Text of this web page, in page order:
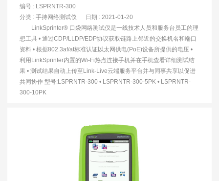
编号 : LSPRNTR-300
分类 : 手持网络测试仪 日期 : 2021-01-20
LinkSprinter® 口袋网络测试仪是一线技术人员和服务台员工的理
想工具 • 通过CDP/LLDP/EDP协议获取链路上邻近的交换机名和端口
资料 • 根据802.3af/at标准认证以太网供电(PoE)设备所提供的电压 •
利用LinkSprinter内置的Wi-Fi热点连接手机并在手机查看详细测试结
果 • 测试结果自动上传至Link-Live云端服务平台并与同事共享以促进
共同协作 型号:LSPRNTR-300 • LSPRNTR-300-5PK • LSPRNTR-
300-10PK